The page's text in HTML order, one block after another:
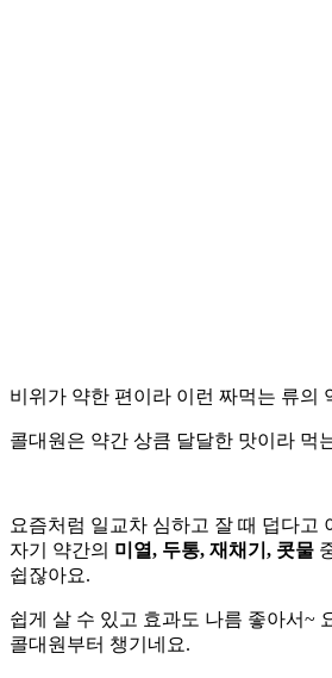
비위가 약한 편이라 이런 짜먹는 류의
콜대원은 약간 상큼 달달한 맛이라 먹
요즘처럼 일교차 심하고 잘 때 덥다고
자기 약간의 미열, 두통, 재채기 , 콧물
쉽잖아요.
쉽게 살 수 있고 효과도 나름 좋아서~
콜대원부터 챙기네요.